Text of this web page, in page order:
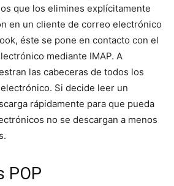
que los elimines explícitamente
en un cliente de correo electrónico
éste se pone en contacto con el
mediante IMAP. A
las cabeceras de todos los
Si decide leer un
rápidamente para que pueda
no se descargan a menos
POP